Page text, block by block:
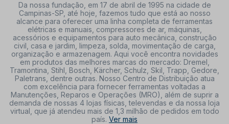
Da nossa fundação, em 17 de abril de 1995 na cidade de
Campinas-SP, até hoje, fazemos tudo que está ao nosso
alcance para oferecer uma linha completa de ferramentas
elétricas e manuais, compressores de ar, máquinas,
acessórios e equipamentos para auto mecânica, construção
civil, casa e jardim, limpeza, solda, movimentação de carga,
organização e armazenagem. Aqui você encontra novidades
em produtos das melhores marcas do mercado: Dremel,
Tramontina, Stihl, Bosch, Kärcher, Schulz, Skil, Trapp, Gedore,
Paletrans, dentre outras. Nosso Centro de Distribuição atua
com excelência para fornecer ferramentas voltadas a
Manutenções, Reparos e Operações (MRO), além de suprir a
demanda de nossas 4 lojas físicas, televendas e da nossa loja
virtual, que já atendeu mais de 1,3 milhão de pedidos em todo
país. Ver mais